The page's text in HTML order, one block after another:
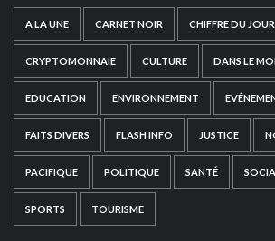
A LA UNE CARNET NOIR CHIFFRE DU JOUR
CRYPTOMONNAIE CULTURE DANS LE
EDUCATION ENVIRONNEMENT
FAITS DIVERS FLASH INFO JUSTICE
PACIFIQUE POLITIQUE SANTÉ
SPORTS TOURISME